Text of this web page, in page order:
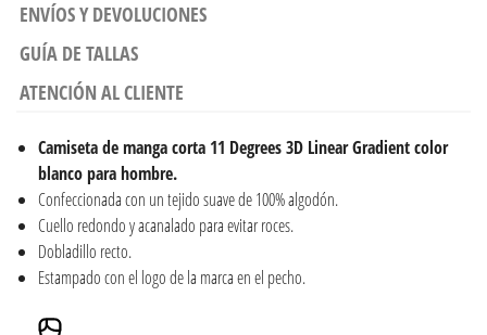
ENVÍOS Y DEVOLUCIONES
GUÍA DE TALLAS
ATENCIÓN AL CLIENTE
Camiseta de manga corta 11 Degrees 3D Linear Gradient color
blanco para hombre.
Confeccionada con un tejido suave de 100% algodón.
Cuello redondo y acanalado para evitar roces.
Dobladillo recto.
Estampado con el logo de la marca en el pecho.